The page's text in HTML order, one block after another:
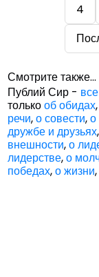
4
Смотрите также...
Публий Сир -
толькооб обидах
речи,о совести,о
дружбе и друзьях
внешности,о
лидерстве,о
победах,о жизни,